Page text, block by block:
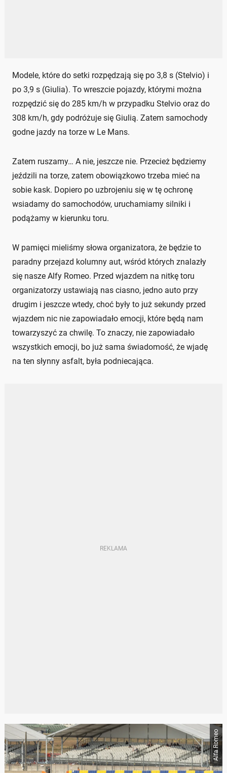
Modele, które do setki rozpędzają się po 3,8 s (Stelvio) i
po 3,9 s (Giulia). To wreszcie pojazdy, którymi można
rozpędzić się do 285 km/h w przypadku Stelvio oraz do
308 km/h, gdy podróżuje się Giulią. Zatem samochody
godne jazdy na torze w Le Mans.
Zatem ruszamy… A nie, jeszcze nie. Przecież będziemy
jeździli na torze, zatem obowiązkowo trzeba mieć na
sobie kask. Dopiero po uzbrojeniu się w tę ochronę
wsiadamy do samochodów, uruchamiamy silniki i
podążamy w kierunku toru.
W pamięci mieliśmy słowa organizatora, że będzie to
paradny przejazd kolumny aut, wśród których znalazły
się nasze Alfy Romeo. Przed wjazdem na nitkę toru
organizatorzy ustawiają nas ciasno, jedno auto przy
drugim i jeszcze wtedy, choć były to już sekundy przed
wjazdem nic nie zapowiadało emocji, które będą nam
towarzyszyć za chwilę. To znaczy, nie zapowiadało
wszystkich emocji, bo już sama świadomość, że wjadę
na ten słynny asfalt, była podniecająca.
Alfa Romeo